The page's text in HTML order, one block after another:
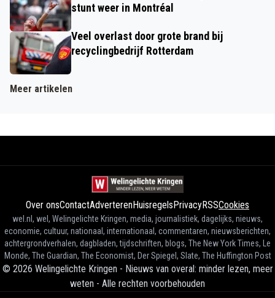
stunt weer in Montréal
Veel overlast door grote brand bij
recyclingbedrijf Rotterdam
Meer artikelen
Over onsContactAdverterenHuisregelsPrivacyRSSCookies
wel.nl, wel, Welingelichte Kringen, media, journalistiek, dagelijks, nieuws,
economie, cultuur, nationaal, internationaal, commentaren, nieuwsberichten,
achtergrondverhalen, dagbladen, tijdschriften, blogs, The New York Times, Le
Monde, The Guardian, The Economist, Der Spiegel, Slate, The Huffington Post
© 2026 Welingelichte Kringen - Nieuws van overal: minder lezen, meer
weten - Alle rechten voorbehouden